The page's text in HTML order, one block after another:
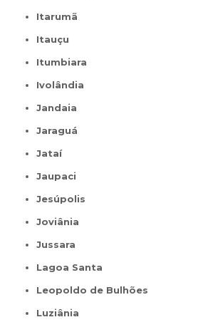
Itarumã
Itauçu
Itumbiara
Ivolândia
Jandaia
Jaraguá
Jataí
Jaupaci
Jesúpolis
Joviânia
Jussara
Lagoa Santa
Leopoldo de Bulhões
Luziânia